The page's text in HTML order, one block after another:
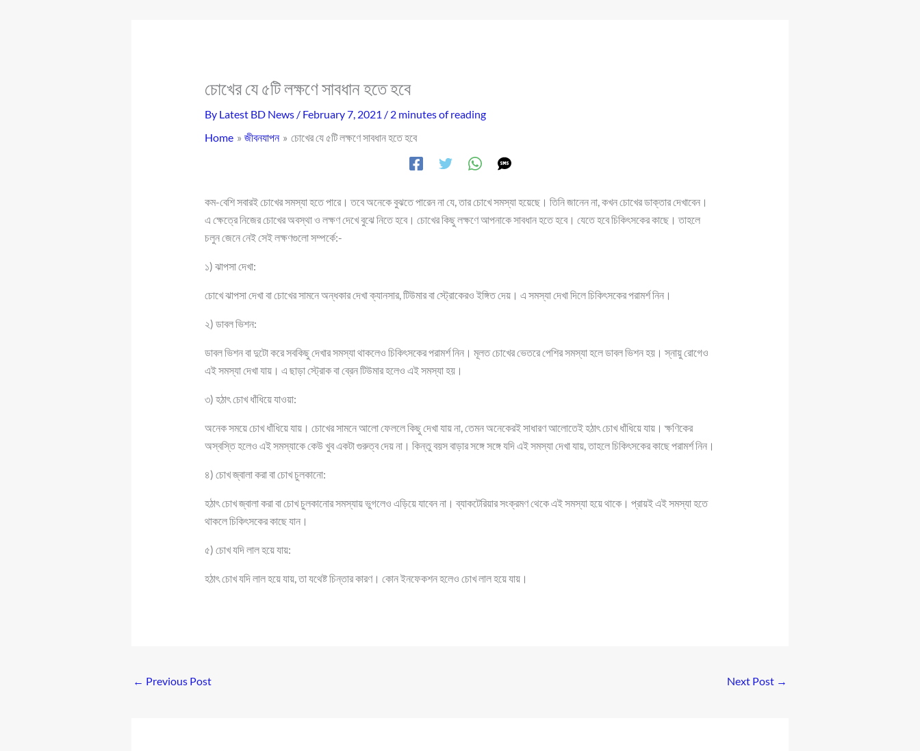
চোখের যে ৫টি লক্ষণে সাবধান হতে হবে
By Latest BD News / February 7, 2021 / 2 minutes of reading
Home
জীবনযাপন চোখের যে ৫টি লক্ষণে সাবধান হতে হবে
কম-বেশি সবারই চোখের সমস্যা হতে পারে। তবে অনেকে বুঝতে পারেন না যে, তার চোখে সমস্যা হয়েছে। তিনি জানেন না, কখন চোখের ডাক্তার দেখাবেন।
এ ক্ষেত্রে নিজের চোখের অবস্থা ও লক্ষণ দেখে বুঝে নিতে হবে। চোখের কিছু লক্ষণে আপনাকে সাবধান হতে হবে। যেতে হবে চিকিৎসকের কাছে। তাহলে
চলুন জেনে নেই সেই লক্ষণগুলো সম্পর্কে:-
১) ঝাপসা দেখা:
চোখে ঝাপসা দেখা বা চোখের সামনে অন্ধকার দেখা ক্যানসার, টিউমার বা স্ট্রোকেরও ইঙ্গিত দেয়। এ সমস্যা দেখা দিলে চিকিৎসকের পরামর্শ নিন।
২) ডাবল ভিশন:
ডাবল ভিশন বা দুটো করে সবকিছু দেখার সমস্যা থাকলেও চিকিৎসকের পরামর্শ নিন। মূলত চোখের ভেতরে পেশির সমস্যা হলে ডাবল ভিশন হয়। স্নায়ু রোগেও
এই সমস্যা দেখা যায়। এ ছাড়া স্ট্রোক বা ব্রেন টিউমার হলেও এই সমস্যা হয়।
৩) হঠাৎ চোখ ধাঁধিয়ে যাওয়া:
অনেক সময়ে চোখ ধাঁধিয়ে যায়। চোখের সামনে আলো ফেললে কিছু দেখা যায় না, তেমন অনেকেরই সাধারণ আলোতেই হঠাৎ চোখ ধাঁধিয়ে যায়। ক্ষণিকের
অস্বস্তি হলেও এই সমস্যাকে কেউ খুব একটা গুরুত্ব দেয় না। কিন্তু বয়স বাড়ার সঙ্গে সঙ্গে যদি এই সমস্যা দেখা যায়, তাহলে চিকিৎসকের কাছে পরামর্শ নিন।
৪) চোখ জ্বালা করা বা চোখ চুলকানো:
হঠাৎ চোখ জ্বালা করা বা চোখ চুলকানোর সমস্যায় ভুগলেও এড়িয়ে যাবেন না। ব্যাকটেরিয়ার সংক্রমণ থেকে এই সমস্যা হয়ে থাকে। প্রায়ই এই সমস্যা হতে
থাকলে চিকিৎসকের কাছে যান।
৫) চোখ যদি লাল হয়ে যায়:
হঠাৎ চোখ যদি লাল হয়ে যায়, তা যথেষ্ট চিন্তার কারণ। কোন ইনফেকশন হলেও চোখ লাল হয়ে যায়।
← Previous Post Next Post →